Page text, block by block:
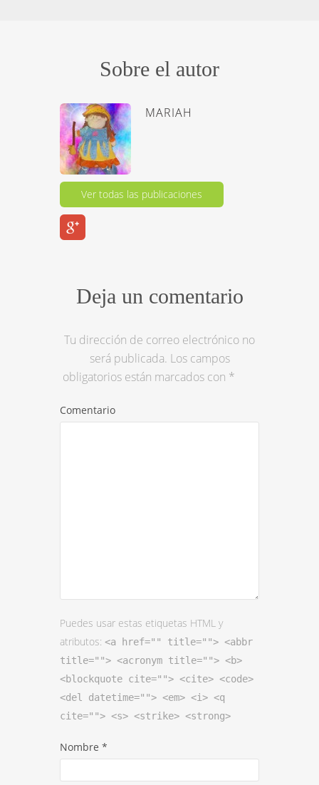
Sobre el autor
MARIAH
Ver todas las publicaciones
Deja un comentario
Tu dirección de correo electrónico no
será publicada. Los campos
obligatorios están marcados con *
Comentario
Puedes usar estas etiquetas HTML y
atributos: <a href="" title=""> <abbr
title=""> <acronym title=""> <b>
<blockquote cite=""> <cite> <code>
<del datetime=""> <em> <i> <q
cite=""> <s> <strike> <strong>
Nombre *